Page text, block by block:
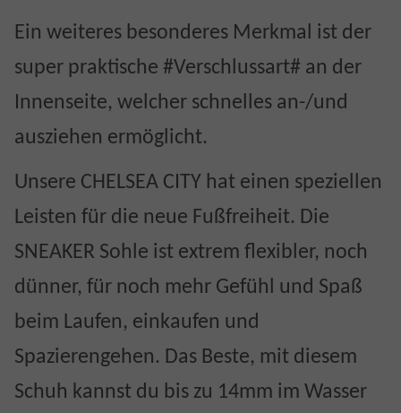
Ein weiteres besonderes Merkmal ist der
super praktische #Verschlussart# an der
Innenseite, welcher schnelles an-/und
ausziehen ermöglicht.
Unsere CHELSEA CITY hat einen speziellen
Leisten für die neue Fußfreiheit. Die
SNEAKER Sohle ist extrem flexibler, noch
dünner, für noch mehr Gefühl und Spaß
beim Laufen, einkaufen und
Spazierengehen. Das Beste, mit diesem
Schuh kannst du bis zu 14mm im Wasser